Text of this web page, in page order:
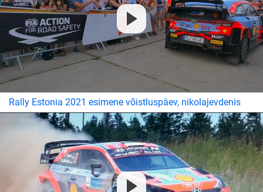
Rally Estonia 2021 esimene võistluspäev, nikolajevdenis